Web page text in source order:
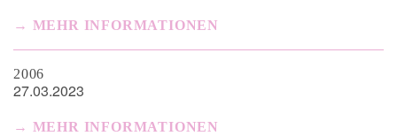
MEHR INFORMATIONEN
2006
27.03.2023
MEHR INFORMATIONEN